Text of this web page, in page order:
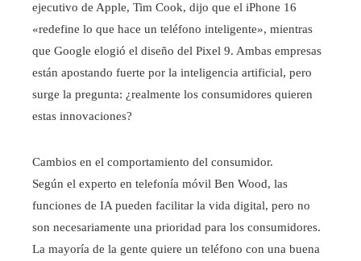
ejecutivo de Apple, Tim Cook, dijo que el iPhone 16
«redefine lo que hace un teléfono inteligente», mientras
que Google elogió el diseño del Pixel 9. Ambas empresas
están apostando fuerte por la inteligencia artificial, pero
surge la pregunta: ¿realmente los consumidores quieren
estas innovaciones?
Cambios en el comportamiento del consumidor.
Según el experto en telefonía móvil Ben Wood, las
funciones de IA pueden facilitar la vida digital, pero no
son necesariamente una prioridad para los consumidores.
La mayoría de la gente quiere un teléfono con una buena